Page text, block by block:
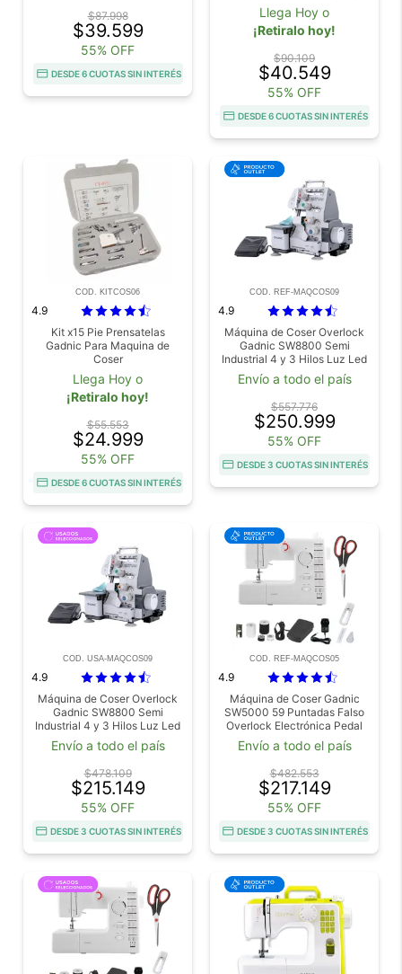
$87.998
$39.599
55% OFF
DESDE 6 CUOTAS SIN INTERÉS
Llega Hoy o
¡Retiralo hoy!
$90.109
$40.549
55% OFF
DESDE 6 CUOTAS SIN INTERÉS
COD. KITCOS06
4.9
Kit x15 Pie Prensatelas
Gadnic Para Maquina de
Coser
Llega Hoy o
¡Retiralo hoy!
$55.553
$24.999
55% OFF
DESDE 6 CUOTAS SIN INTERÉS
COD. REF-MAQCOS09
4.9
Máquina de Coser Overlock
Gadnic SW8800 Semi
Industrial 4 y 3 Hilos Luz Led
c Pedal Outlet
Envío a todo el país
$557.776
$250.999
55% OFF
DESDE 3 CUOTAS SIN INTERÉS
COD. USA-MAQCOS09
4.9
Máquina de Coser Overlock
Gadnic SW8800 Semi
Industrial 4 y 3 Hilos Luz Led
c Pedal Usado
Envío a todo el país
$478.109
$215.149
55% OFF
DESDE 3 CUOTAS SIN INTERÉS
COD. REF-MAQCOS05
4.9
Máquina de Coser Gadnic
SW5000 59 Puntadas Falso
Overlock Electrónica Pedal
Luz Led Outlet
Envío a todo el país
$482.553
$217.149
55% OFF
DESDE 3 CUOTAS SIN INTERÉS